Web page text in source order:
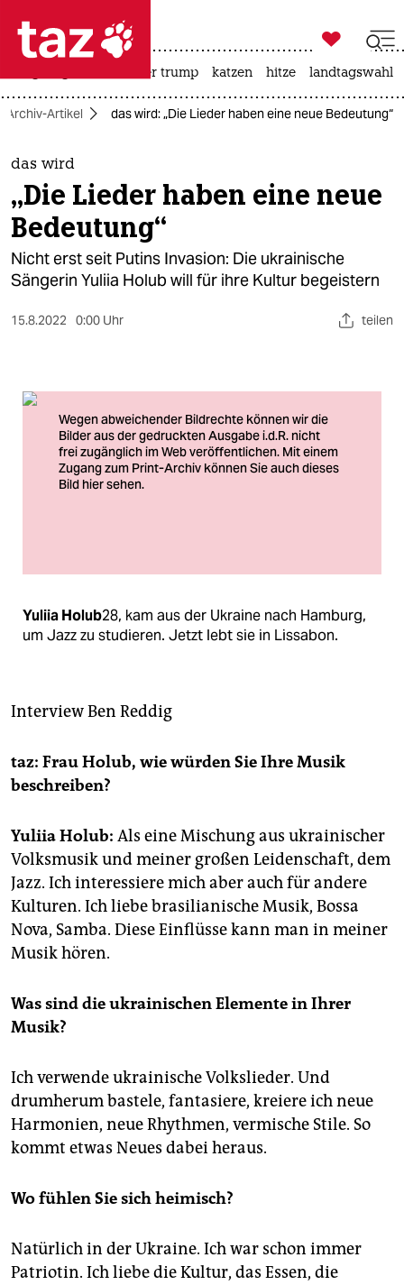
 taz zahl ich
taz zahl ich
themen
politik
öko
gesellschaft
kultur
berlin
wahrheit
shop
unterstützen
genossenschaft

taz zahl ich
usa unter trump katzen hitze landtagswahl
Archiv-Artikel das wird: „Die Lieder haben eine neue Bedeutung“
das wird
„Die Lieder haben eine neue
Bedeutung“
Nicht erst seit Putins Invasion: Die ukrainische
Sängerin Yuliia Holub will für ihre Kultur begeistern
15.8.2022 0:00 Uhr teilen
Yuliia Holub28, kam aus der Ukraine nach Hamburg,
um Jazz zu studieren. Jetzt lebt sie in Lissabon.
InterviewBen Reddig
taz: Frau Holub, wie würden Sie Ihre Musik
beschreiben?
Yuliia Holub: Als eine Mischung aus ukrainischer
Volksmusik und meiner großen Leidenschaft, dem
Jazz. Ich interessiere mich aber auch für andere
Kulturen. Ich liebe brasilianische Musik, Bossa
Nova, Samba. Diese Einflüsse kann man in meiner
Musik hören.
Was sind die ukrainischen Elemente in Ihrer
Musik?
Ich verwende ukrainische Volkslieder. Und
drumherum bastele, fantasiere, kreiere ich neue
Harmonien, neue Rhythmen, vermische Stile. So
kommt etwas Neues dabei heraus.
Wo fühlen Sie sich heimisch?
Natürlich in der Ukraine. Ich war schon immer
Patriotin. Ich liebe die Kultur, das Essen, die